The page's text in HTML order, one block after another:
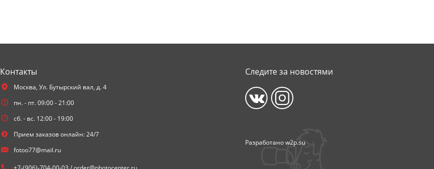
Контакты
Москва, Ул. Бутырский вал, д. 4
пн. - пт. 09:00 - 21:00
сб. - вс. 12:00 - 19:00
Прием заказов онлайн: 24/7
fotoo77@mail.ru
Следите за новостями
Разработаноw2p.su